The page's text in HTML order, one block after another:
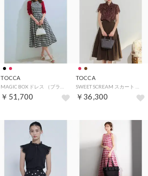
TOCCA
￥51,700
TOCCA
￥36,300